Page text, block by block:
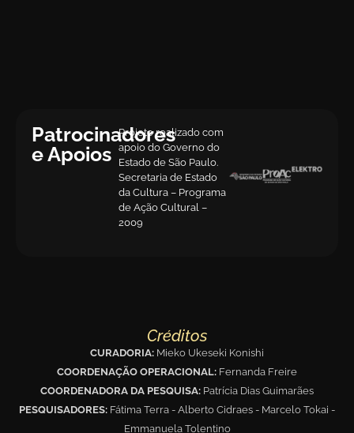
Patrocinadores
e Apoios
Projeto realizado com
apoio do Governo do
Estado de São Paulo.
Secretaria de Estado
da Cultura – Programa
de Ação Cultural –
2009
Créditos
CURADORIA: Mieko Ukeseki Konishi
COORDENAÇÃO OPERACIONAL: Fernanda Freire
COORDENADORA DA PESQUISA: Patrícia Dias Guimarães
PESQUISADORES: Fátima Terra - Alberto Cidraes - Marcelo Tokai -
Emmanuela Tolentino